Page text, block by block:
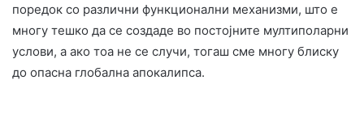
поредок со различни функционални механизми, што е
многу тешко да се создаде во постојните мултиполарни
услови, а ако тоа не се случи, тогаш сме многу блиску
до опасна глобална апокалипса.